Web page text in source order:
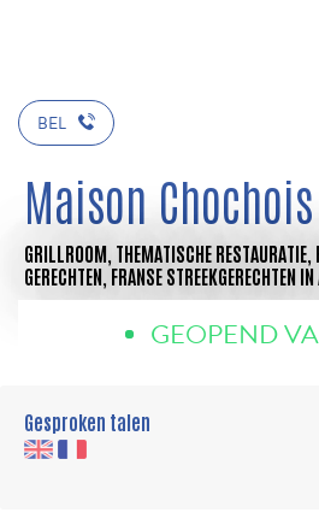
BEL
Maison Chochois
GRILLROOM, THEMATISCHE RESTAURATIE,
GERECHTEN, FRANSE STREEKGERECHTEN IN
GEOPEND
Gesproken talen